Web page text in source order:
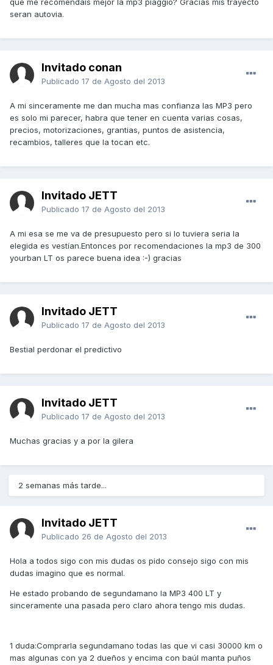
que me recomendais mejor la mp3 piaggio? Gracias mis trayecto
seran autovia.
Invitado conan
Publicado 17 de Agosto del 2013
A mi sinceramente me dan mucha mas confianza las MP3 pero
es solo mi parecer, habra que tener en cuenta varias cosas,
precios, motorizaciones, grantias, puntos de asistencia,
recambios, talleres que la tocan etc.
Invitado JETT
Publicado 17 de Agosto del 2013
A mi esa se me va de presupuesto pero si lo tuviera seria la
elegida es vestían.Entonces por recomendaciones la mp3 de 300
yourban LT os parece buena idea :-) gracias
Invitado JETT
Publicado 17 de Agosto del 2013
Bestial perdonar el predictivo
Invitado JETT
Publicado 17 de Agosto del 2013
Muchas gracias y a por la gilera
2 semanas más tarde...
Invitado JETT
Publicado 26 de Agosto del 2013
Hola a todos sigo con mis dudas os pido consejo sigo con mis
dudas imagino que es normal.
He estado probando de segundamano la MP3 400 LT y
sinceramente una pasada pero claro ahora tengo mis dudas.
1 duda:Comprarla segundamano todas las que vi casi 30000 km o
mas algunas con ya 2 dueños y encima con baúl manta puños